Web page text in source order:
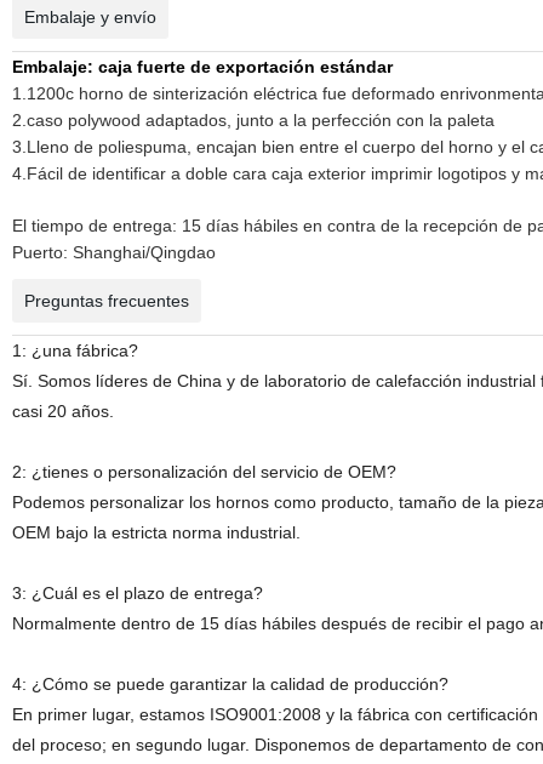
Embalaje y envío
Embalaje: caja fuerte de exportación estándar
1.1200c horno de sinterización eléctrica fue deformado
2.caso polywood adaptados, junto a la perfección con la paleta
3.Lleno de poliespuma, encajan bien entre el cuerpo del horno y el
4.Fácil de identificar a doble cara caja exterior imprimir logotipos y
El tiempo de entrega: 15 días hábiles en contra de la recepción de
Puerto: Shanghai/Qingdao
Preguntas frecuentes
1: ¿una fábrica?
Sí. Somos líderes de China y de laboratorio de calefacción
casi 20 años.
2: ¿tienes o personalización del servicio de OEM?
Podemos personalizar los hornos como producto, tamaño de la
OEM bajo la estricta norma industrial.
3: ¿Cuál es el plazo de entrega?
Normalmente dentro de 15 días hábiles después de recibir el pago
4: ¿Cómo se puede garantizar la calidad de producción?
En primer lugar, estamos ISO9001:2008 y la fábrica con
del proceso; en segundo lugar. Disponemos de departamento de